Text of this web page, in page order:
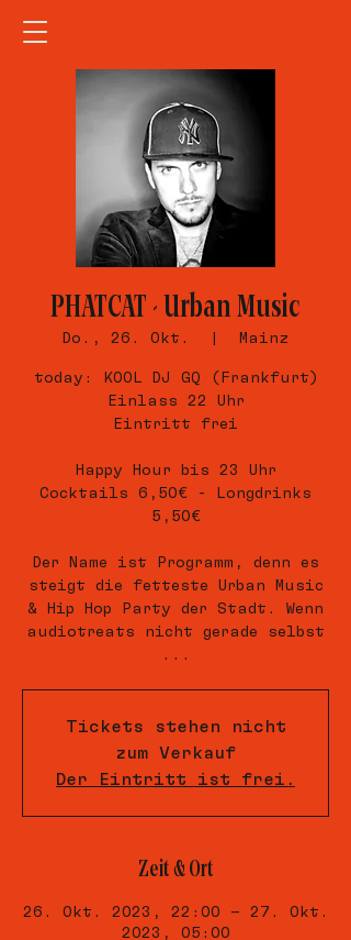
PHATCAT - Urban Music
Do., 26. Okt. Mainz
today: KOOL DJ GQ (Frankfurt)
Einlass 22 Uhr
Eintritt frei
Happy Hour bis 23 Uhr
Cocktails 6,50€ - Longdrinks
5,50€
Der Name ist Programm, denn es
steigt die fetteste Urban Music
& Hip Hop Party der Stadt. Wenn
audiotreats nicht gerade selbst
...
Tickets stehen nicht
zum Verkauf
Der Eintritt ist frei.
Zeit & Ort
26. Okt. 2023, 22:00 – 27. Okt.
2023, 05:00